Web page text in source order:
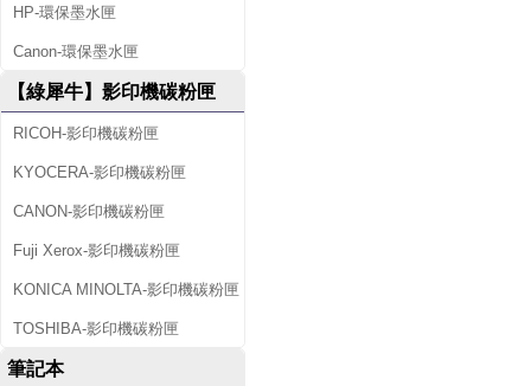
HP-環保墨水匣
Canon-環保墨水匣
【綠犀牛】影印機碳粉匣
RICOH-影印機碳粉匣
KYOCERA-影印機碳粉匣
CANON-影印機碳粉匣
Fuji Xerox-影印機碳粉匣
KONICA MINOLTA-影印機碳粉匣
TOSHIBA-影印機碳粉匣
筆記本